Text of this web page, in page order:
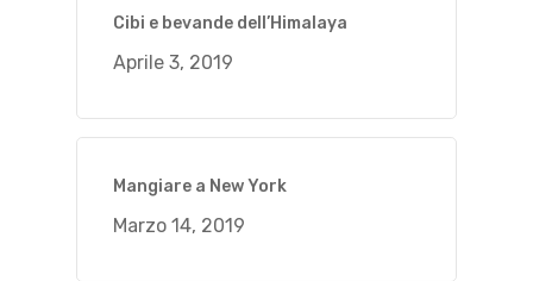
Cibi e bevande dell’Himalaya
Aprile 3, 2019
Mangiare a New York
Marzo 14, 2019